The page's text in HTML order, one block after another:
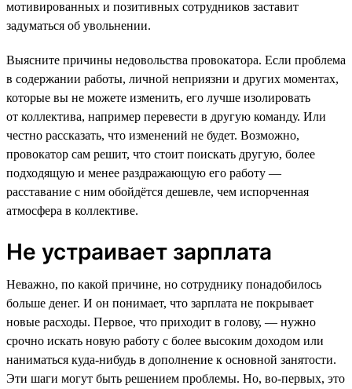
мотивированных и позитивных сотрудников заставит
задуматься об увольнении.
Выясните причины недовольства провокатора. Если проблема
в содержании работы, личной неприязни и других моментах,
которые вы не можете изменить, его лучше изолировать
от коллектива, например перевести в другую команду. Или
честно рассказать, что изменений не будет. Возможно,
провокатор сам решит, что стоит поискать другую, более
подходящую и менее раздражающую его работу —
расставание с ним обойдётся дешевле, чем испорченная
атмосфера в коллективе.
Не устраивает зарплата
Неважно, по какой причине, но сотруднику понадобилось
больше денег. И он понимает, что зарплата не покрывает
новые расходы. Первое, что приходит в голову, — нужно
срочно искать новую работу с более высоким доходом или
наниматься куда-нибудь в дополнение к основной занятости.
Эти шаги могут быть решением проблемы. Но, во-первых, это